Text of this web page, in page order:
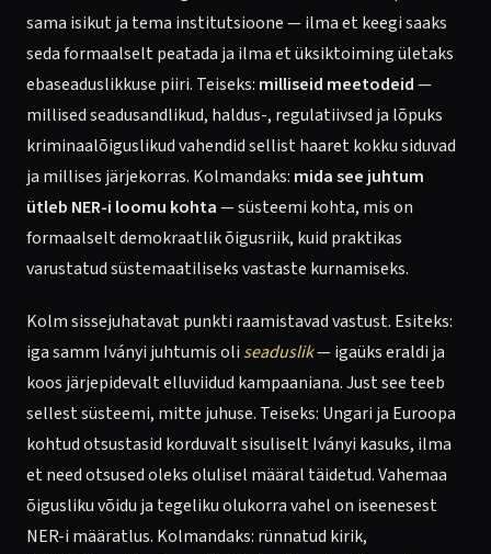
sama isikut ja tema institutsioone — ilma et keegi saaks
seda formaalselt peatada ja ilma et üksiktoiming ületaks
ebaseaduslikkuse piiri. Teiseks: milliseid meetodeid—
millised seadusandlikud, haldus-, regulatiivsed ja lõpuks
kriminaalõiguslikud vahendid sellist haaret kokku siduvad
ja millises järjekorras. Kolmandaks: mida see juhtum
ütleb NER-i loomu kohta— süsteemi kohta, mis on
formaalselt demokraatlik õigusriik, kuid praktikas
varustatud süstemaatiliseks vastaste kurnamiseks.
Kolm sissejuhatavat punkti raamistavad vastust. Esiteks:
iga samm Iványi juhtumis oli seaduslik— igaüks eraldi ja
koos järjepidevalt elluviidud kampaaniana. Just see teeb
sellest süsteemi, mitte juhuse. Teiseks: Ungari ja Euroopa
kohtud otsustasid korduvalt sisuliselt Iványi kasuks, ilma
et need otsused oleks olulisel määral täidetud. Vahemaa
õigusliku võidu ja tegeliku olukorra vahel on iseenesest
NER-i määratlus. Kolmandaks: rünnatud kirik,